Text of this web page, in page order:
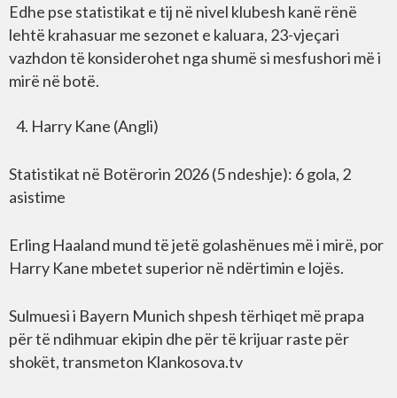
Edhe pse statistikat e tij në nivel klubesh kanë rënë
lehtë krahasuar me sezonet e kaluara, 23-vjeçari
vazhdon të konsiderohet nga shumë si mesfushori më i
mirë në botë.
Harry Kane (Angli)
Statistikat në Botërorin 2026 (5 ndeshje): 6 gola, 2
asistime
Erling Haaland mund të jetë golashënues më i mirë, por
Harry Kane mbetet superior në ndërtimin e lojës.
Sulmuesi i Bayern Munich shpesh tërhiqet më prapa
për të ndihmuar ekipin dhe për të krijuar raste për
shokët, transmeton Klankosova.tv